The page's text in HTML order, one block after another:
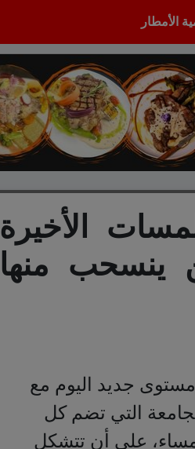
الأمطار
الأخيرة
ينسحب منها
مستوى جديد اليوم مع
التي تضم كل
مساء، على أن تتشكل